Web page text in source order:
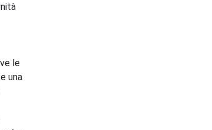
le
e una